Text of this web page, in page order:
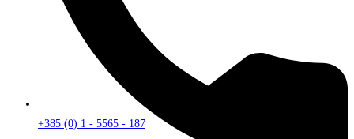
+385 (0) 1 - 5565 - 187